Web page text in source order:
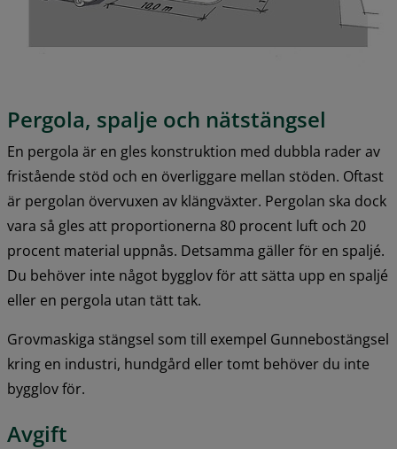
Pergola, spalje och nätstängsel
En pergola är en gles konstruktion med dubbla rader av
fristående stöd och en överliggare mellan stöden. Oftast
är pergolan övervuxen av klängväxter. Pergolan ska dock
vara så gles att proportionerna 80 procent luft och 20
procent material uppnås. Detsamma gäller för en spaljé.
Du behöver inte något bygglov för att sätta upp en spaljé
eller en pergola utan tätt tak.
Grovmaskiga stängsel som till exempel Gunnebostängsel
kring en industri, hundgård eller tomt behöver du inte
bygglov för.
Avgift